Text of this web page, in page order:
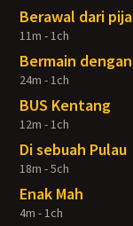
Berawal dari
11m - 1ch
Bermain
24m - 1ch
BUS Kentang
12m - 1ch
Di sebuah Pulau
18m - 5ch
Enak Mah
4m - 1ch